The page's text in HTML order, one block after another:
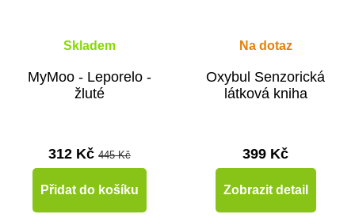
Skladem
MyMoo - Leporelo -
žluté
312 Kč 445 Kč
Přidat do košíku
Na dotaz
Oxybul Senzorická
látková kniha
399 Kč
Zobrazit detail